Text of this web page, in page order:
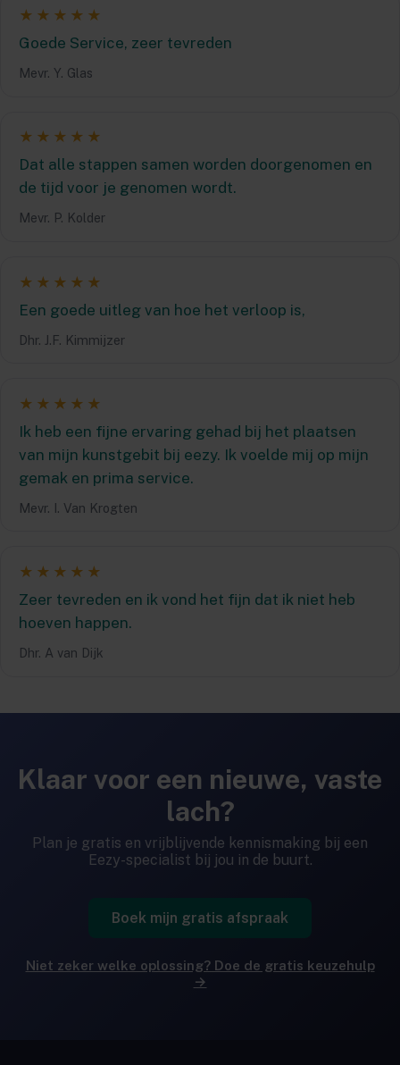
★★★★★
Goede Service, zeer tevreden
Mevr. Y. Glas
★★★★★
Dat alle stappen samen worden doorgenomen en
de tijd voor je genomen wordt.
Mevr. P. Kolder
★★★★★
Een goede uitleg van hoe het verloop is,
Dhr. J.F. Kimmijzer
★★★★★
Ik heb een fijne ervaring gehad bij het plaatsen
van mijn kunstgebit bij eezy. Ik voelde mij op mijn
gemak en prima service.
Mevr. I. Van Krogten
★★★★★
Zeer tevreden en ik vond het fijn dat ik niet heb
hoeven happen.
Dhr. A van Dijk
Klaar voor een nieuwe, vaste
lach?
Plan je gratis en vrijblijvende kennismaking bij een
Eezy-specialist bij jou in de buurt.
Boek mijn gratis afspraak
Niet zeker welke oplossing? Doe de gratis keuzehulp
→